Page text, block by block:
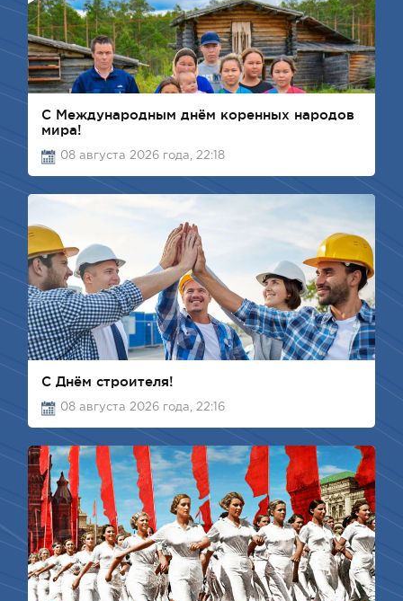
C Международным днём коренных народов
мира!
08 августа 2026 года, 22:18
С Днём строителя!
08 августа 2026 года, 22:16